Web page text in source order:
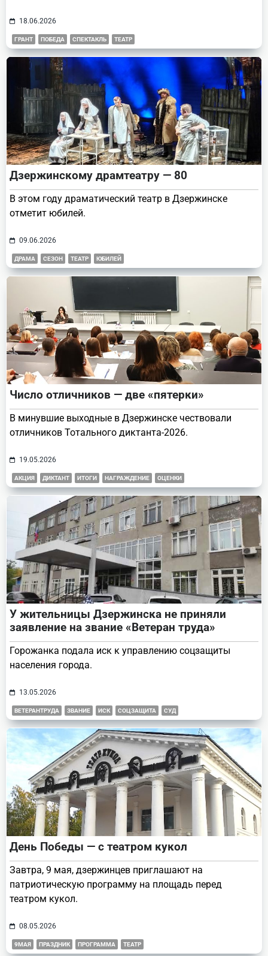
18.06.2026
ГРАНТ ПОБЕДА СПЕКТАКЛЬ ТЕАТР
Дзержинскому драмтеатру — 80
В этом году драматический театр в Дзержинске
отметит юбилей.
09.06.2026
ДРАМА СЕЗОН ТЕАТР ЮБИЛЕЙ
Число отличников — две «пятерки»
В минувшие выходные в Дзержинске чествовали
отличников Тотального диктанта-2026.
19.05.2026
АКЦИЯ ДИКТАНТ ИТОГИ НАГРАЖДЕНИЕ ОЦЕНКИ
У жительницы Дзержинска не приняли
заявление на звание «Ветеран труда»
Горожанка подала иск к управлению соцзащиты
населения города.
13.05.2026
ВЕТЕРАНТРУДА ЗВАНИЕ ИСК СОЦЗАЩИТА СУД
День Победы — с театром кукол
Завтра, 9 мая, дзержинцев приглашают на
патриотическую программу на площадь перед
театром кукол.
08.05.2026
9МАЯ ПРАЗДНИК ПРОГРАММА ТЕАТР